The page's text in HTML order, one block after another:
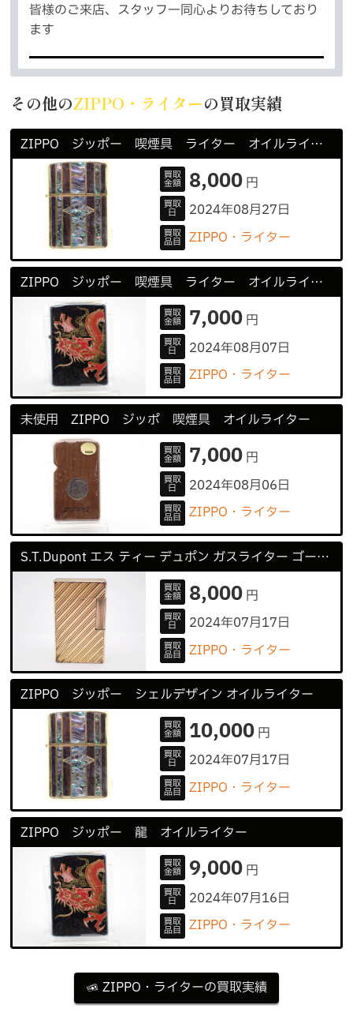
皆様のご来店、スタッフ一同心よりお待ちしており
ます
その他のZIPPO・ライターの買取実績
ZIPPO ジッポー 喫煙具 ライター オイルライター シェル模様
買取
金額 8,000円
買取
日 2024年08月27日
買取
品目 ZIPPO・ライター
ZIPPO ジッポー 喫煙具 ライター オイルライター 龍柄
買取
金額 7,000円
買取
日 2024年08月07日
買取
品目 ZIPPO・ライター
未使用 ZIPPO ジッポ 喫煙具 オイルライター
買取
金額 7,000円
買取
日 2024年08月06日
買取
品目 ZIPPO・ライター
S.T.Dupont エス ティー デュポン ガスライター ゴールドカラー
買取
金額 8,000円
買取
日 2024年07月17日
買取
品目 ZIPPO・ライター
ZIPPO ジッポー シェルデザイン オイルライター
買取
金額 10,000円
買取
日 2024年07月17日
買取
品目 ZIPPO・ライター
ZIPPO ジッポー 龍 オイルライター
買取
金額 9,000円
買取
日 2024年07月16日
買取
品目 ZIPPO・ライター
ZIPPO・ライターの買取実績